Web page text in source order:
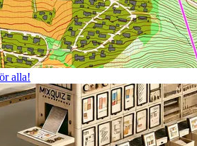
alla!